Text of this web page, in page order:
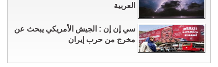
العربية
سي إن إن : الجيش الأمريكي يبحث عن
مخرج من حرب إيران